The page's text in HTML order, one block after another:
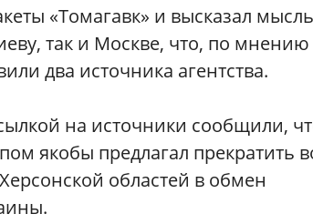
«Томагавк» и высказал мысль
так и Москве, что, по мнению
два источника агентства.
на источники сообщили,
якобы предлагал прекратить
областей в обмен